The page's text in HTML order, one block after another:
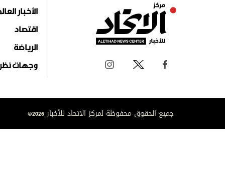
الأخبار
اقتصاد
الرياضة
وجهات نظر
جميع الحقوق محفوظة لمركز الاتحاد للأخبار 2026©